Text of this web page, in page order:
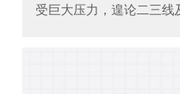
受巨大压力，遑论二三线